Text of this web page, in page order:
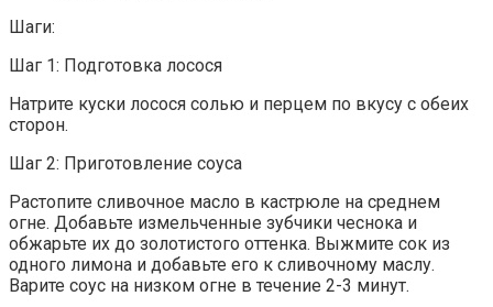
Шаги:
Шаг 1: Подготовка лосося
Натрите куски лосося солью и перцем по вкусу с обеих
сторон.
Шаг 2: Приготовление соуса
Растопите сливочное масло в кастрюле на среднем
огне. Добавьте измельченные зубчики чеснока и
обжарьте их до золотистого оттенка. Выжмите сок из
одного лимона и добавьте его к сливочному маслу.
Варите соус на низком огне в течение 2-3 минут.